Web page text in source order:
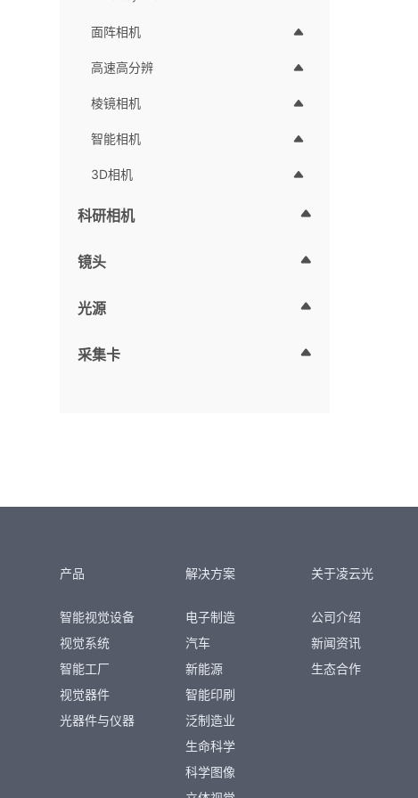
面阵相机
高速高分辨
棱镜相机
智能相机
3D相机
科研相机
镜头
光源
采集卡
产品
智能视觉设备
视觉系统
智能工厂
视觉器件
光器件与仪器
解决方案
电子制造
汽车
新能源
智能印刷
泛制造业
生命科学
科学图像
关于凌云光
公司介绍
新闻资讯
生态合作